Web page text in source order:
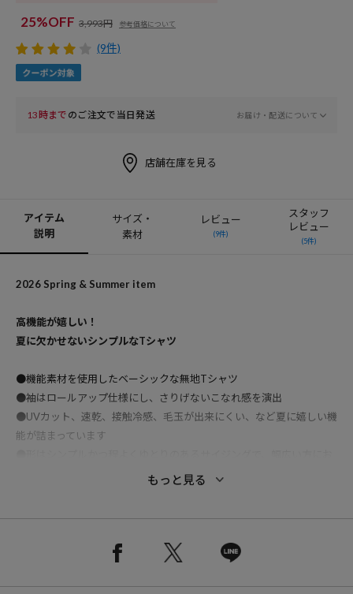
25%OFF 3,993円 参考価格について
(9件)
13時まで のご注文で当日発送 お届け・配送について
店舗在庫を見る
アイテム
説明
サイズ・
素材
レビュー
(9件)
スタッフ
レビュー
(5件)
2026 Spring & Summer item
高機能が嬉しい！
夏に欠かせないシンプルなTシャツ
●機能素材を使用したベーシックな無地Tシャツ
●袖はロールアップ仕様にし、さりげないこなれ感を演出
●UVカット、速乾、接触冷感、毛玉が出来にくい、など夏に嬉しい機
能が詰まっています
■紫外線遮蔽率97.1%
※UPFの目安：紫外線が弱い日はUPF15以上、やや強い日はUPF25以
もっと見る